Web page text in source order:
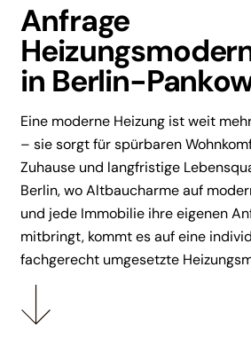
Anfrage
in Berlin-
Eine moderne Heizung ist weit
– sie sorgt für spürbaren
Zuhause und langfristige
Berlin, wo Altbaucharme auf
und jede Immobilie ihre eigenen
mitbringt, kommt es auf eine
fachgerecht umgesetzte